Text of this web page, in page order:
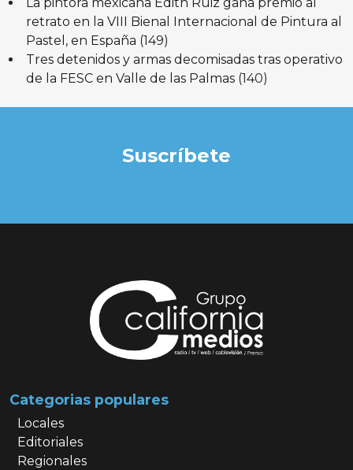
retrato en la VIII Bienal Internacional de Pintura al
Pastel, en España (149)
Tres detenidos y armas decomisadas tras operativo
de la FESC en Valle de las Palmas (140)
Suscríbete
Categorias populares
Locales
Editoriales
Regionales